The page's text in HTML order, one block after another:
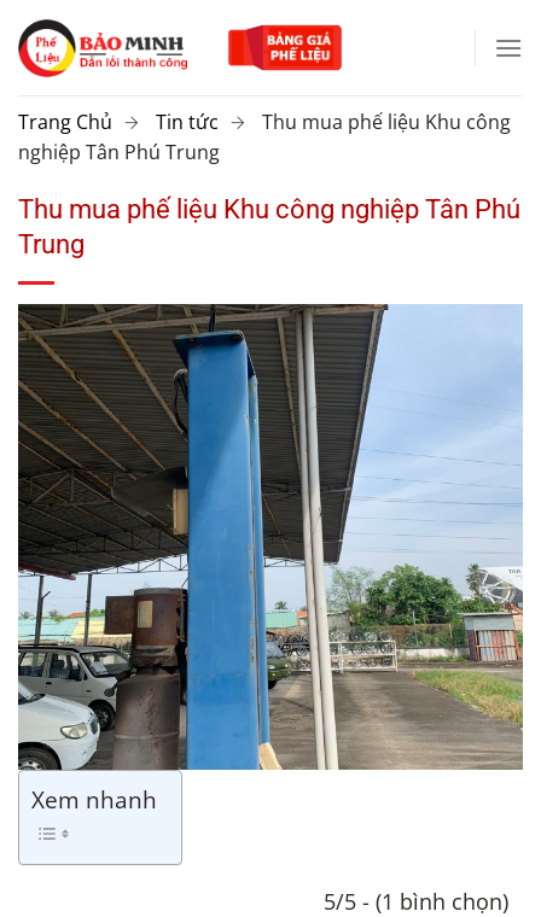
Chuyển
đến
nội
Trang Chủ Tin tức
Thu mua phế liệu Khu công
nghiệp Tân Phú Trung
Thu mua phế liệu Khu công nghiệp Tân Phú
Trung
Xem nhanh
5/5 - (1 bình chọn)